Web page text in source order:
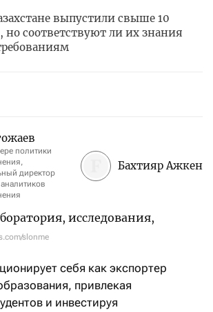
выпустили свыше 10
соответствуют ли их знания
политики
директор
Бахтияр Ажкен
slonme
себя как экспортер
привлекая
и инвестируя